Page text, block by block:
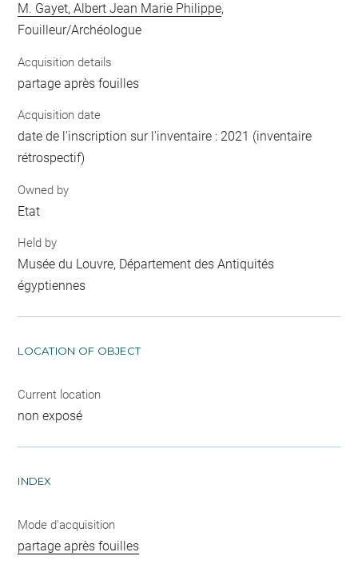
M. Gayet, Albert Jean Marie Philippe,
Fouilleur/Archéologue
Acquisition details
partage après fouilles
Acquisition date
date de l'inscription sur l'inventaire : 2021 (inventaire
rétrospectif)
Owned by
Etat
Held by
Musée du Louvre, Département des Antiquités
égyptiennes
LOCATION OF OBJECT
Current location
non exposé
INDEX
Mode d'acquisition
partage après fouilles